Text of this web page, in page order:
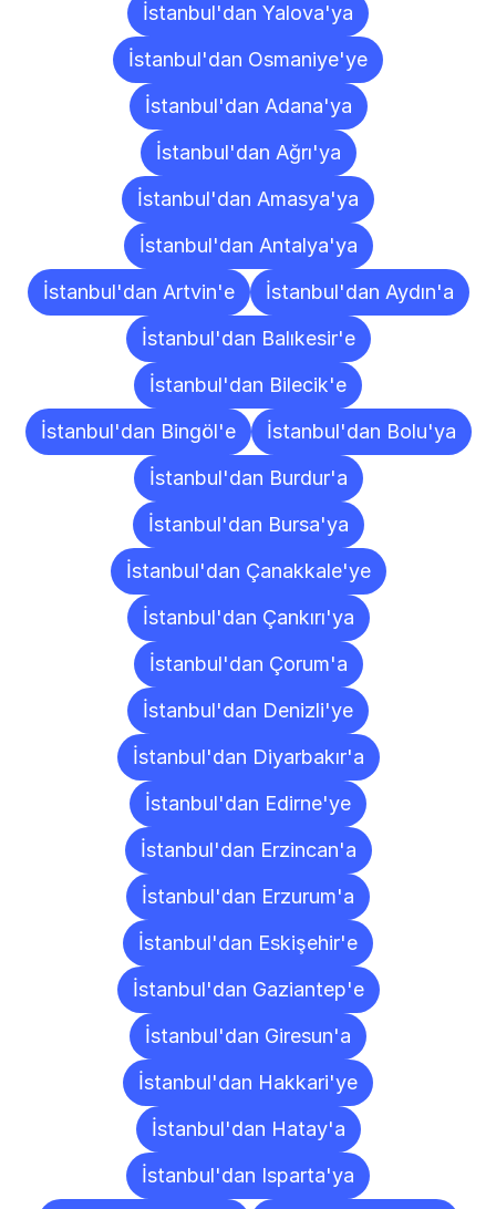
İstanbul'dan Yalova'ya
İstanbul'dan Osmaniye'ye
İstanbul'dan Adana'ya
İstanbul'dan Ağrı'ya
İstanbul'dan Amasya'ya
İstanbul'dan Antalya'ya
İstanbul'dan Artvin'e
İstanbul'dan Aydın'a
İstanbul'dan Balıkesir'e
İstanbul'dan Bilecik'e
İstanbul'dan Bingöl'e
İstanbul'dan Bolu'ya
İstanbul'dan Burdur'a
İstanbul'dan Bursa'ya
İstanbul'dan Çanakkale'ye
İstanbul'dan Çankırı'ya
İstanbul'dan Çorum'a
İstanbul'dan Denizli'ye
İstanbul'dan Diyarbakır'a
İstanbul'dan Edirne'ye
İstanbul'dan Erzincan'a
İstanbul'dan Erzurum'a
İstanbul'dan Eskişehir'e
İstanbul'dan Gaziantep'e
İstanbul'dan Giresun'a
İstanbul'dan Hakkari'ye
İstanbul'dan Hatay'a
İstanbul'dan Isparta'ya